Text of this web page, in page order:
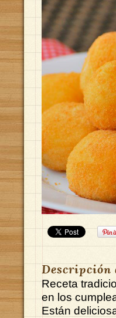
Descripción
Receta
en los
Están